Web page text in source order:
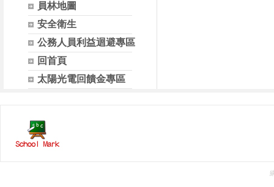
員林地圖
安全衛生
公務人員利益迴避專區
回首頁
太陽光電回饋金專區